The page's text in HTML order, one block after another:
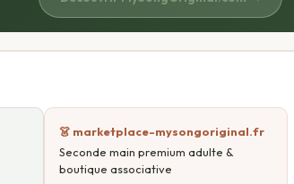
👗 marketplace-mysongoriginal.fr
Seconde main premium adulte &
boutique associative